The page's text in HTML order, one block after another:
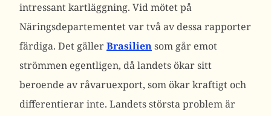
intressant kartläggning. Vid mötet på
Näringsdepartementet var två av dessa rapporter
färdiga. Det gällerBrasiliensom går emot
strömmen egentligen, då landets ökar sitt
beroende av råvaruexport, som ökar kraftigt och
differentierar inte. Landets största problem är